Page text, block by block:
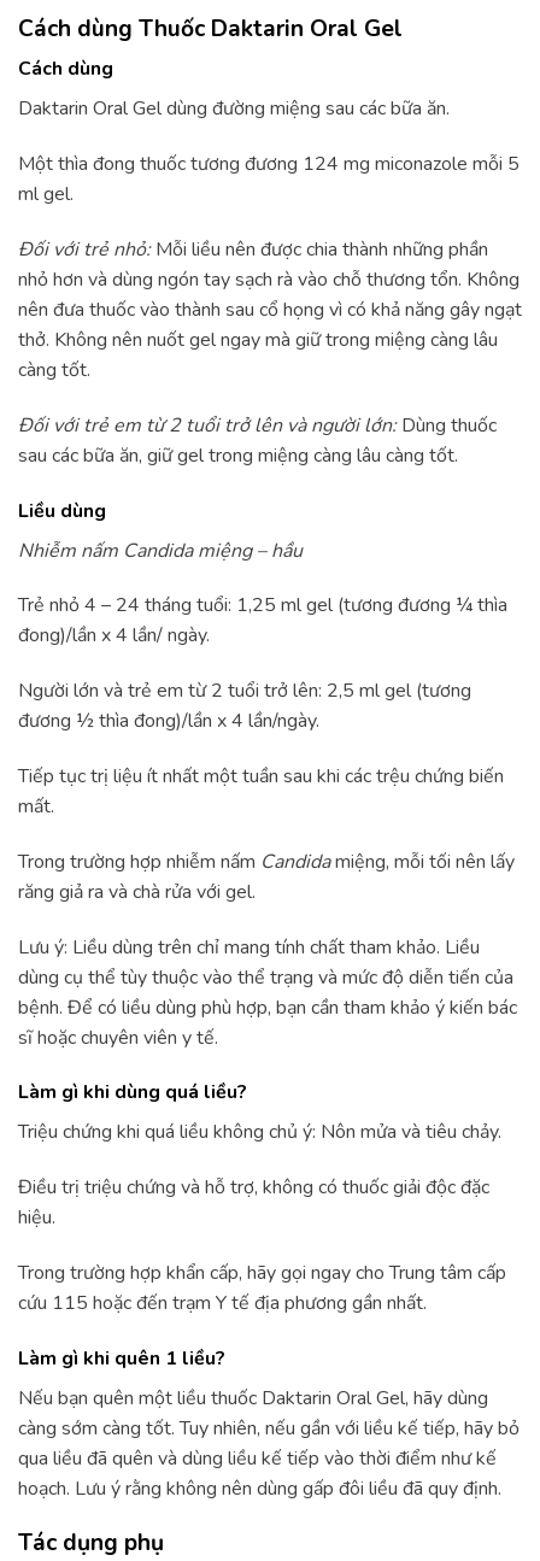
Cách dùng Thuốc Daktarin Oral Gel
Cách dùng
Daktarin Oral Gel dùng đường miệng sau các bữa ăn.
Một thìa đong thuốc tương đương 124 mg miconazole mỗi 5
ml gel.
Đối với trẻ nhỏ:Mỗi liều nên được chia thành những phần
nhỏ hơn và dùng ngón tay sạch rà vào chỗ thương tổn. Không
nên đưa thuốc vào thành sau cổ họng vì có khả năng gây ngạt
thở. Không nên nuốt gel ngay mà giữ trong miệng càng lâu
càng tốt.
Đối với trẻ em từ 2 tuổi trở lên và người lớn:Dùng thuốc
sau các bữa ăn, giữ gel trong miệng càng lâu càng tốt.
Liều dùng
Nhiễm nấm Candida miệng – hầu
Trẻ nhỏ 4 – 24 tháng tuổi: 1,25 ml gel (tương đương ¼ thìa
đong)/lần x 4 lần/ ngày.
Người lớn và trẻ em từ 2 tuổi trở lên: 2,5 ml gel (tương
đương ½ thìa đong)/lần x 4 lần/ngày.
Tiếp tục trị liệu ít nhất một tuần sau khi các trệu chứng biến
mất.
Trong trường hợp nhiễm nấm Candidamiệng, mỗi tối nên lấy
răng giả ra và chà rửa với gel.
Lưu ý: Liều dùng trên chỉ mang tính chất tham khảo. Liều
dùng cụ thể tùy thuộc vào thể trạng và mức độ diễn tiến của
bệnh. Để có liều dùng phù hợp, bạn cần tham khảo ý kiến bác
sĩ hoặc chuyên viên y tế.
Làm gì khi dùng quá liều?
Triệu chứng khi quá liều không chủ ý: Nôn mửa và tiêu chảy.
Điều trị triệu chứng và hỗ trợ, không có thuốc giải độc đặc
hiệu.
Trong trường hợp khẩn cấp, hãy gọi ngay cho Trung tâm cấp
cứu 115 hoặc đến trạm Y tế địa phương gần nhất.
Làm gì khi quên 1 liều?
Nếu bạn quên một liều thuốc Daktarin Oral Gel, hãy dùng
càng sớm càng tốt. Tuy nhiên, nếu gần với liều kế tiếp, hãy bỏ
qua liều đã quên và dùng liều kế tiếp vào thời điểm như kế
hoạch. Lưu ý rằng không nên dùng gấp đôi liều đã quy định.
Tác dụng phụ